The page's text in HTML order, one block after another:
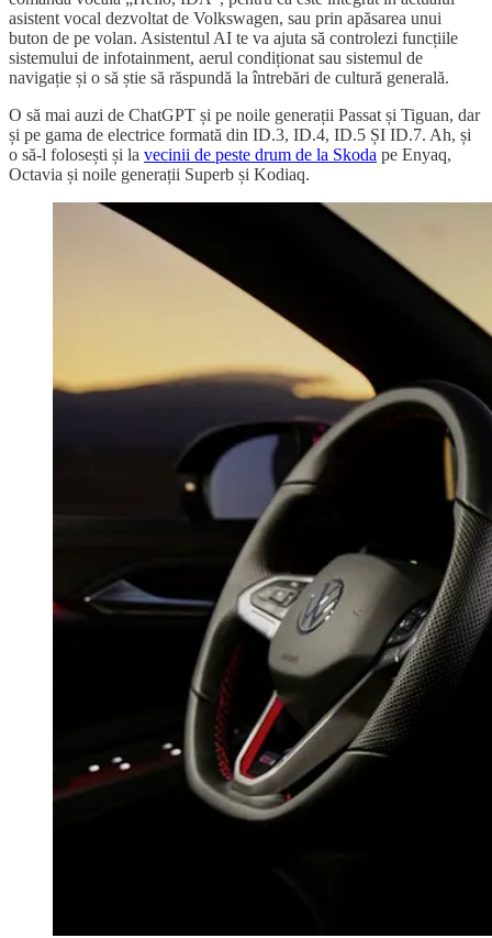
asistent vocal dezvoltat de Volkswagen, sau prin apăsarea unui
buton de pe volan. Asistentul AI te va ajuta să controlezi funcțiile
sistemului de infotainment, aerul condiționat sau sistemul de
navigație și o să știe să răspundă la întrebări de cultură generală.
O să mai auzi de ChatGPT și pe noile generații Passat și Tiguan, dar
și pe gama de electrice formată din ID.3, ID.4, ID.5 ȘI ID.7. Ah, și
o să-l folosești și la vecinii de peste drum de la Skoda pe Enyaq,
Octavia și noile generații Superb și Kodiaq.